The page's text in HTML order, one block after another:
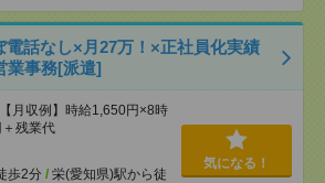
電話なし×月27万！×正社員化実績
業事務[派遣]
月収例】時給1,650円×8時
残業代
歩2分 / 栄(愛知県)駅から徒
気になる！